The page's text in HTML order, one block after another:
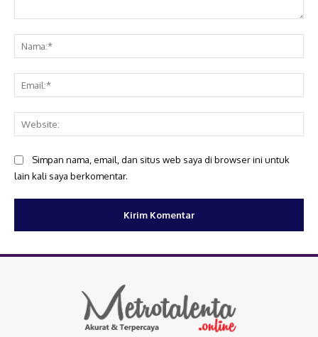
Simpan nama, email, dan situs web saya di browser ini untuk
lain kali saya berkomentar.